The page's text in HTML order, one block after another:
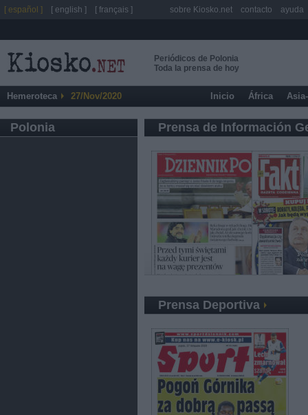
Periódicos de Polonia
Toda la prensa de hoy
Hemeroteca 27/Nov/2020 Inicio África
Polonia Prensa de Información
Prensa Deportiva
[ español ] [ english ] [ français ] sobre Kiosko.net contacto ayuda